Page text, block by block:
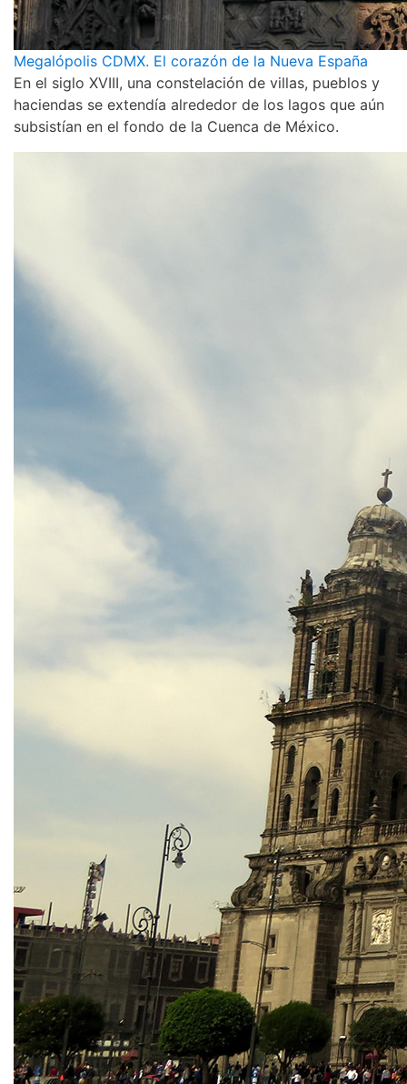
Megalópolis CDMX. El corazón de la Nueva España
En el siglo XVIII, una constelación de villas, pueblos y
haciendas se extendía alrededor de los lagos que aún
subsistían en el fondo de la Cuenca de México.